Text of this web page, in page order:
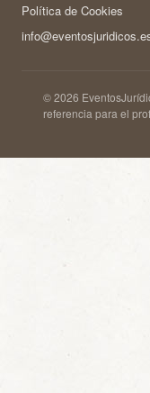
Política de Cookies
© 2026
referencia para el